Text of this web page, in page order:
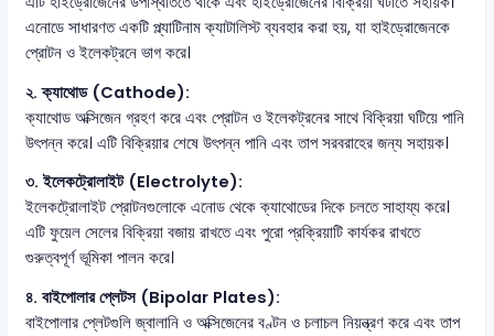
এনোডে সাধারণত একটি প্ল্যাটিনাম ক্যাটালিস্ট ব্যবহার করা হয়, যা হাইড্রোজেনকে
প্রোটন ও ইলেকট্রনে ভাগ করে।
২. ক্যাথোড (Cathode):
ক্যাথোড অক্সিজেন গ্রহণ করে এবং প্রোটন ও ইলেকট্রনের সাথে বিক্রিয়া ঘটিয়ে পানি
উৎপন্ন করে। এটি বিক্রিয়ার শেষে উৎপন্ন পানি এবং তাপ সরবরাহের জন্য সহায়ক।
৩. ইলেকট্রোলাইট (Electrolyte):
ইলেকট্রোলাইট প্রোটনগুলোকে এনোড থেকে ক্যাথোডের দিকে চলতে সাহায্য করে।
এটি ফুয়েল সেলের বিক্রিয়া বজায় রাখতে এবং পুরো প্রক্রিয়াটি কার্যকর রাখতে
গুরুত্বপূর্ণ ভূমিকা পালন করে।
৪. বাইপোলার প্লেটস (Bipolar Plates):
বাইপোলার প্লেটগুলি জ্বালানি ও অক্সিজেনের বণ্টন ও চলাচল নিয়ন্ত্রণ করে এবং তাপ